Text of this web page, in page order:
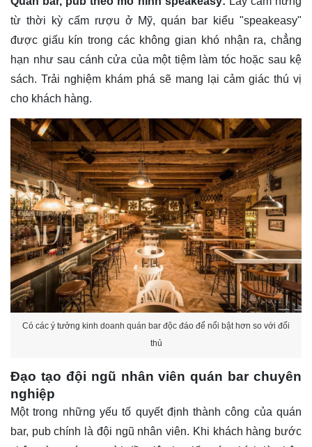
từ thời kỳ cấm rượu ở Mỹ, quán bar kiểu "speakeasy"
được giấu kín trong các không gian khó nhận ra, chẳng
hạn như sau cánh cửa của một tiệm làm tóc hoặc sau kệ
sách. Trải nghiệm khám phá sẽ mang lại cảm giác thú vị
cho khách hàng.
Có các ý tưởng kinh doanh quán bar độc đáo để nổi bật hơn so với đối
thủ
Đạo tạo đội ngũ nhân viên quán bar chuyên
nghiệp
Một trong những yếu tố quyết định thành công của quán
bar, pub chính là đội ngũ nhân viên. Khi khách hàng bước